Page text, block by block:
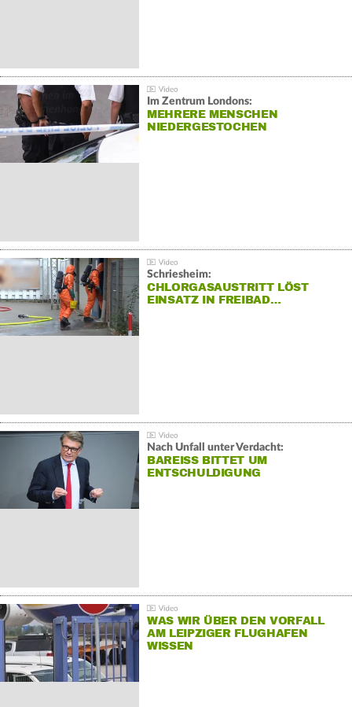
Im Zentrum Londons:
MEHRERE MENSCHEN
NIEDERGESTOCHEN
Schriesheim:
CHLORGASAUSTRITT LÖST
EINSATZ IN FREIBAD…
Nach Unfall unter Verdacht:
BAREISS BITTET UM E
NTSCHULDIGUNG
WAS WIR ÜBER DEN VORFALL
AM LEIPZIGER FLUGHAFEN
WISSEN